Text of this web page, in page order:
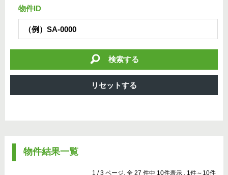
物件ID
検索する
物件結果一覧
1 / 3 ページ, 全 27 件中 10件表示 , 1件～10件